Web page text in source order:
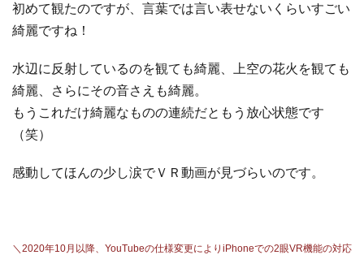
初めて観たのですが、言葉では言い表せないくらいすごい
綺麗ですね！
水辺に反射しているのを観ても綺麗、上空の花火を観ても
綺麗、さらにその音さえも綺麗。
もうこれだけ綺麗なものの連続だともう放心状態です
（笑）
感動してほんの少し涙でＶＲ動画が見づらいのです。
＼2020年10月以降、YouTubeの仕様変更によりiPhoneでの2眼VR機能の対応